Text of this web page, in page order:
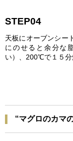
STEP04
天板にオーブンシー
にのせると余分な
い）、200℃で１５分
“マグロのカマ